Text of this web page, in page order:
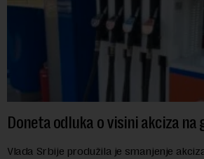
Doneta odluka o visini akciza na
Vlada Srbije produžila je smanjenje